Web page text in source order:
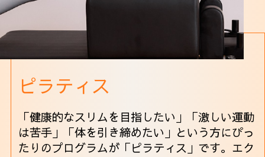
ピラティス
「健康的なスリムを目指したい」「激しい運動
は苦手」「体を引き締めたい」という方にぴっ
たりのプログラムが「ピラティス」です。エク